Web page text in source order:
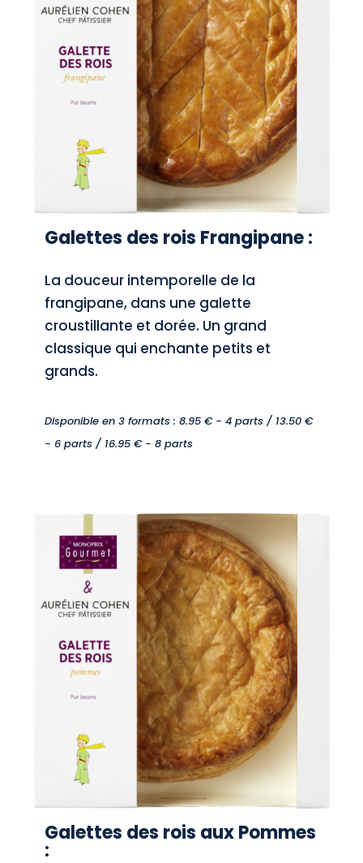
Galettes des rois Frangipane :
La douceur intemporelle de la
frangipane, dans une galette
croustillante et dorée. Un grand
classique qui enchante petits et
grands.
Disponible en 3 formats : 8.95 € - 4 parts / 13.50 €
- 6 parts / 16.95 € - 8 parts
Galettes des rois aux Pommes
: